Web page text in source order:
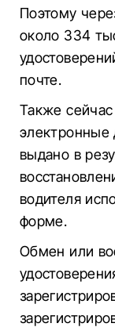
Поэтому
около 334
почте.
Также
электронные
выдано в
водителя
форме.
Обмен или